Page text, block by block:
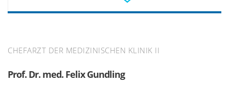
CHEFARZT DER MEDIZINISCHEN KLINIK II
Prof. Dr. med. Felix Gundling